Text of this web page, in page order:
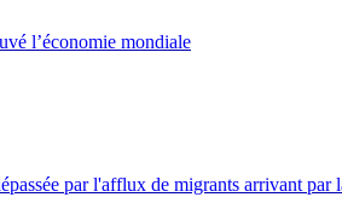
l’économie mondiale
par l'afflux de migrants arrivant par